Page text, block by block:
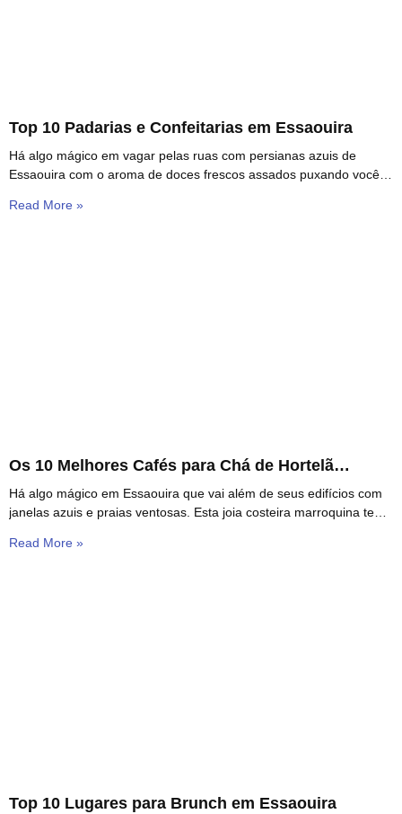
Top 10 Padarias e Confeitarias em Essaouira
Há algo mágico em vagar pelas ruas com persianas azuis de
Essaouira com o aroma de doces frescos assados puxando você
Read More »
Os 10 Melhores Cafés para Chá de Hortelã
Marroquino em Essaouira
Há algo mágico em Essaouira que vai além de seus edifícios com
janelas azuis e praias ventosas. Esta joia costeira marroquina tem
Read More »
Top 10 Lugares para Brunch em Essaouira